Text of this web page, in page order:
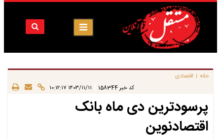
خانه | اقتصادی
کد خبر 158344 ۱۴۰۳/۱۱/۱۱ ۱۰:۱۲:۱۷
پرسودترین دی ماه بانک
اقتصادنوین